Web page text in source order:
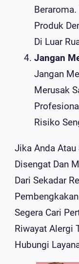
Produk
Di Luar
Jangan
Jangan
Merusak
Risiko
Jika Anda Atau
Disengat Dan
Dari Sekadar
Segera Cari
Riwayat Alergi
Hubungi